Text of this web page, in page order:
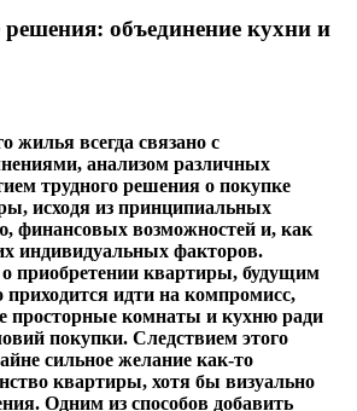
объединение кухни и
жилья всегда связано с
анализом различных
трудного решения о покупке
исходя из принципиальных
финансовых возможностей и, как
индивидуальных факторов.
приобретении квартиры, будущим
приходится идти на компромисс,
просторные комнаты и кухню ради
покупки. Следствием этого
сильное желание как-то
квартиры, хотя бы визуально
Одним из способов добавить